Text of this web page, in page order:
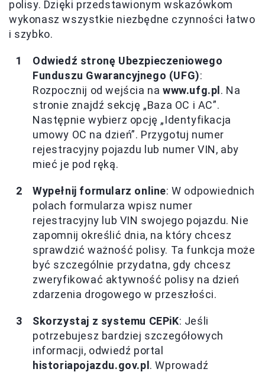
polisy. Dzięki przedstawionym wskazówkom
wykonasz wszystkie niezbędne czynności łatwo
i szybko.
Odwiedź stronę Ubezpieczeniowego
Funduszu Gwarancyjnego (UFG):
Rozpocznij od wejścia nawww.ufg.pl . Na
stronie znajdź sekcję „Baza OC i AC”.
Następnie wybierz opcję „Identyfikacja
umowy OC na dzień”. Przygotuj numer
rejestracyjny pojazdu lub numer VIN, aby
mieć je pod ręką.
Wypełnij formularz online: W odpowiednich
polach formularza wpisz numer
rejestracyjny lub VIN swojego pojazdu. Nie
zapomnij określić dnia, na który chcesz
sprawdzić ważność polisy. Ta funkcja może
być szczególnie przydatna, gdy chcesz
zweryfikować aktywność polisy na dzień
zdarzenia drogowego w przeszłości.
Skorzystaj z systemu CEPiK: Jeśli
potrzebujesz bardziej szczegółowych
informacji, odwiedź portal
historiapojazdu.gov.pl . Wprowadź